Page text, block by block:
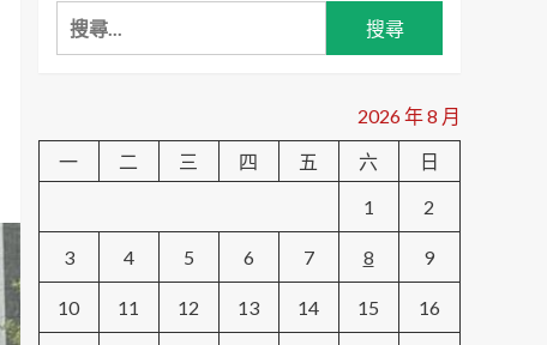
搜
尋
字:
2026 年 8 月
一
二 三 四 五 六
日
1
2
3 4 5 6 7 8 9
10 11 12 13 14 15 16